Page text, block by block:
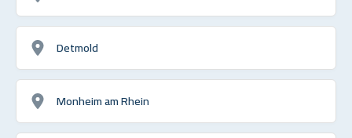
Detmold
Monheim am Rhein